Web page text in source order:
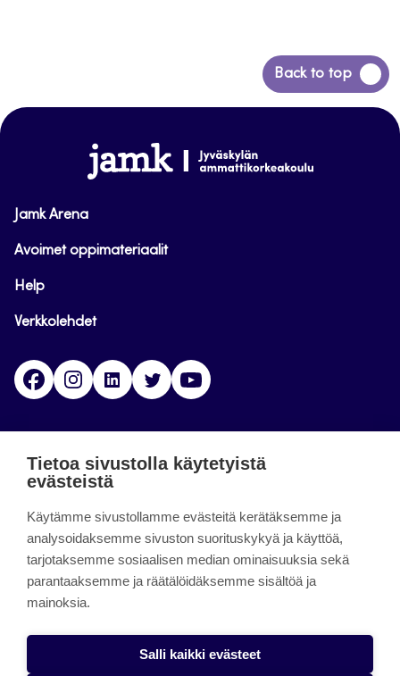
Back to top
Siirry
takaisin
www.jamk.fi
Jamk Arena
Avoimet oppimateriaalit
Help
Verkkolehdet
FacebookInstagramLinkedinTwitter
päättynyt 11.9.2023.
About the site
Käyttöehdot
Tietoa sivustolla käytetyistä
evästeistä
Käytämme sivustollamme evästeitä kerätäksemme ja
analysoidaksemme sivuston suorituskykyä ja käyttöä,
tarjotaksemme sosiaalisen median ominaisuuksia sekä
parantaaksemme ja räätälöidäksemme sisältöä ja
mainoksia.
Salli kaikki evästeet